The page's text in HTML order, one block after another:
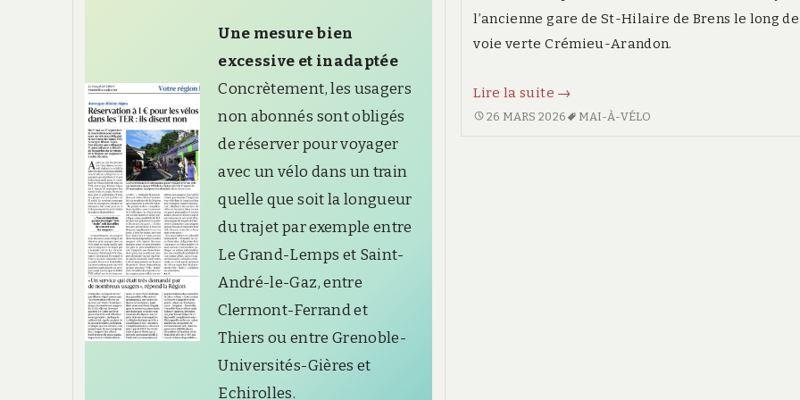
Une mesure bien
excessive et inadaptée
Concrètement, les usagers
non abonnés sont obligés
de réserver pour voyager
avec un vélo dans un train
quelle que soit la longueur
du trajet par exemple entre
Le Grand-Lemps et Saint-
André-le-Gaz, entre
Clermont-Ferrand et
Thiers ou entre Grenoble-
Universités-Gières et
Echirolles.
l’ancienne gare de St-Hilaire de Brens le long
voie verte Crémieu-Arandon.
Lire la suite
Mai
à
→
MAI26 MARS 2026 MAI-À-VÉLO